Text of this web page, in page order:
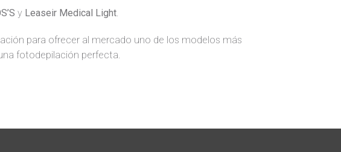
y Leaseir Medical Light.
para ofrecer al mercado uno de los modelos más
fotodepilación perfecta.